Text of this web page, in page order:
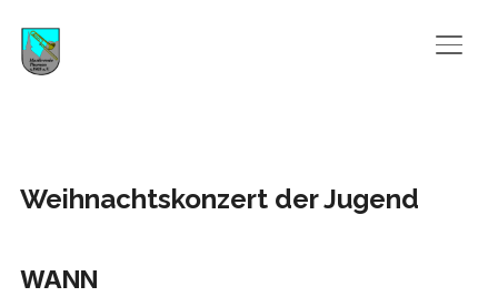
Weihnachtskonzert der Jugend
WANN